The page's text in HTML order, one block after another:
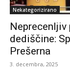
Nekategorizirano
Neprecenljiv
dediščine:
Prešerna
3. decembra, 2025